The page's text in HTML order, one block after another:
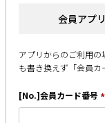
ランキング
会員アプ
アプリからのご利用
も書き換えず 「会員
[No.]会員カード番号
(